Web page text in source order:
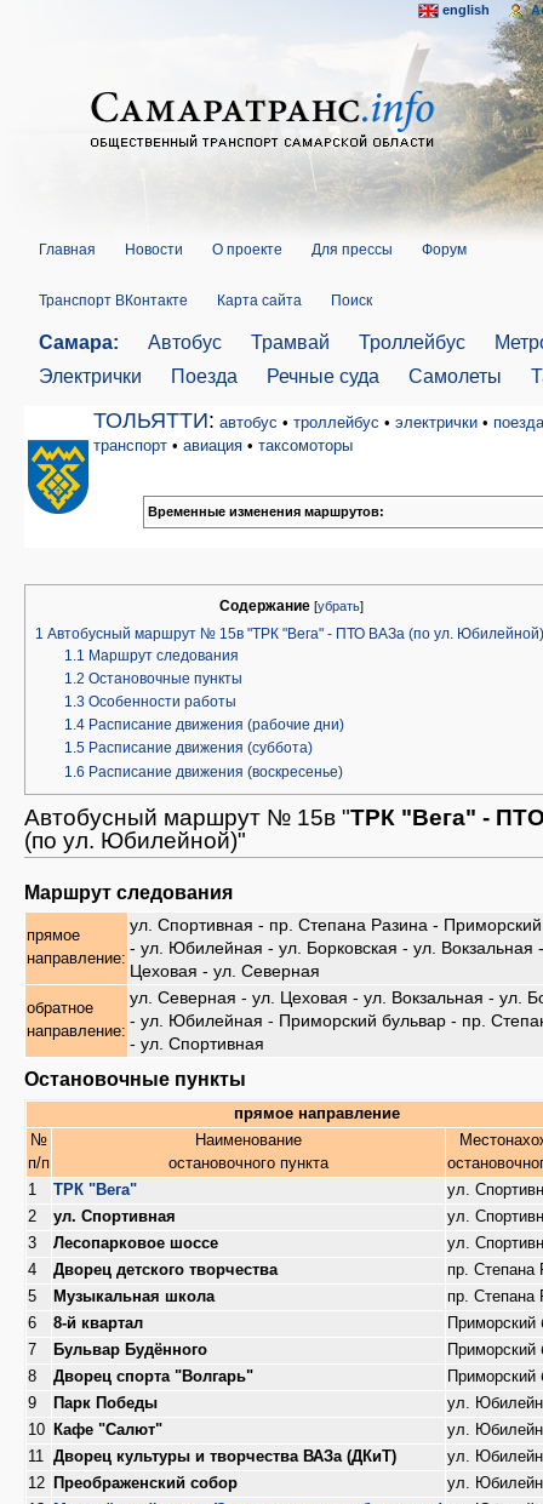
Главная Новости О проекте Для прессы Форум
Транспорт ВКонтакте Карта сайта Поиск
Самара: Автобус Трамвай Троллейбус
Электрички
Поезда Речные суда Самолеты
ТОЛЬЯТТИ: автобус • троллейбус • электрички • поезда
транспорт • авиация • таксомоторы
Временные изменения маршрутов:
Содержание [убрать]
1 Автобусный маршрут № 15в "ТРК "Вега" - ПТО ВАЗа (по ул.
1.1 Маршрут следования
1.2 Остановочные пункты
1.3 Особенности работы
1.4 Расписание движения (рабочие дни)
1.5 Расписание движения (суббота)
1.6 Расписание движения (воскресенье)
Автобусный маршрут № 15в "ТРК "Вега" -
(по ул. Юбилейной)"
Маршрут следования
прямое
направление:
ул. Спортивная - пр. Степана Разина -
- ул. Юбилейная - ул. Борковская - ул. Вокзальная
Цеховая - ул. Северная
обратное
направление:
ул. Северная - ул. Цеховая - ул. Вокзальная - ул.
- ул. Юбилейная - Приморский бульвар - пр.
- ул. Спортивная
Остановочные пункты
прямое направление
№
п/п
Наименование
остановочного пункта
1
ТРК "Вега"
ул.
2
ул. Спортивная
ул.
3
Лесопарковое шоссе
ул.
4
Дворец детского творчества
пр. Степана
5
Музыкальная школа
пр. Степана
6
8-й квартал
Приморский
7
Бульвар Будённого
Приморский
8
Дворец спорта "Волгарь"
Приморский
9
Парк Победы
ул.
10
Кафе "Салют"
ул.
11
Дворец культуры и творчества ВАЗа (ДКиТ)
ул.
12
Преображенский собор
ул.
english